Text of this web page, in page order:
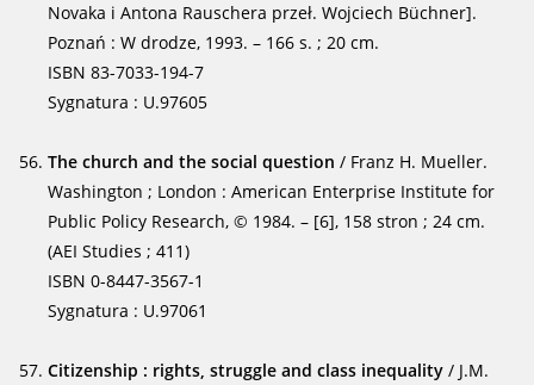
Novaka i Antona Rauschera przeł. Wojciech Büchner].
Poznań : W drodze, 1993. – 166 s. ; 20 cm.
ISBN 83-7033-194-7
Sygnatura : U.97605
The church and the social question / Franz H. Mueller.
Washington ; London : American Enterprise Institute for
Public Policy Research, © 1984. – [6], 158 stron ; 24 cm.
(AEI Studies ; 411)
ISBN 0-8447-3567-1
Sygnatura : U.97061
Citizenship : rights, struggle and class inequality / J.M.